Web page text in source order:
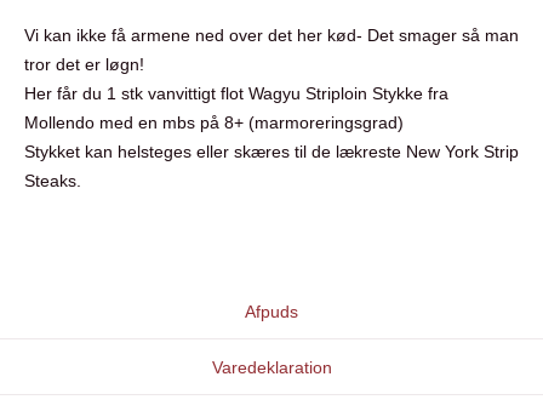
Vi kan ikke få armene ned over det her kød- Det smager så man
tror det er løgn!
Her får du 1 stk vanvittigt flot Wagyu Striploin Stykke fra
Mollendo med en mbs på 8+ (marmoreringsgrad)
Stykket kan helsteges eller skæres til de lækreste New York Strip
Steaks.
Afpuds
Varedeklaration